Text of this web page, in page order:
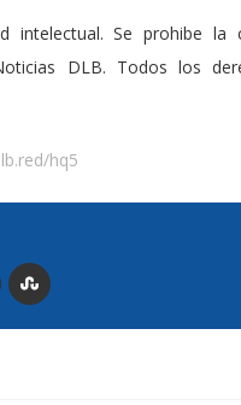
intelectual. Se prohibe la
DLB. Todos los
hq5